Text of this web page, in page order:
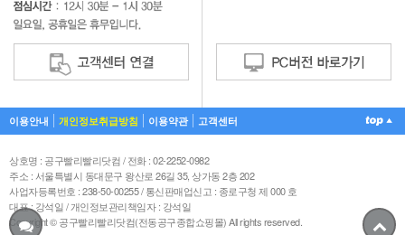
이용안내 개인정보취급방침 이용약관 고객센터
상호명 : 공구빨리빨리닷컴 / 전화 : 02-2252-0982
주소 : 서울특별시 동대문구 왕산로 26길 35, 상가동 2층 202
사업자등록번호 : 238-50-00255 / 통신판매업신고 : 종로구청 제 000 호
대표 : 강석일 / 개인정보관리책임자 : 강석일
Copyright © 공구빨리빨리닷컴(전동공구종합쇼핑몰) All rights reserved.